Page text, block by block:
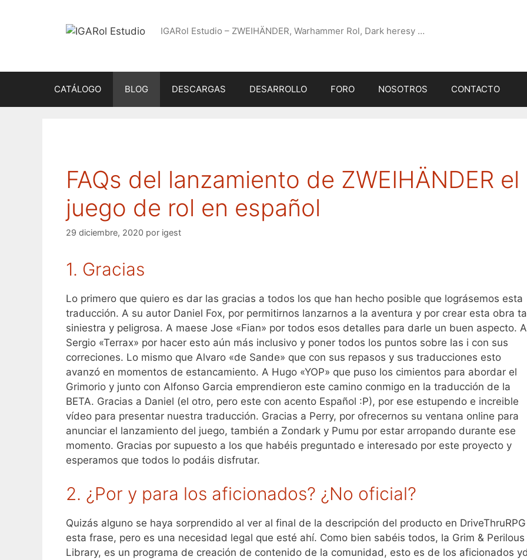
IGARol Estudio – ZWEIHÄNDER, Warhammer Rol, Dark heresy …
CATÁLOGO BLOG DESCARGAS DESARROLLO FORO NOSOTROS CONTACTO
FAQs del lanzamiento de ZWEIHÄNDER el
juego de rol en español
29 diciembre, 2020 por igest
1. Gracias
Lo primero que quiero es dar las gracias a todos los que han hecho posible que lográsemos esta
traducción. A su autor Daniel Fox, por permitirnos lanzarnos a la aventura y por crear esta obra
siniestra y peligrosa. A maese Jose «Fian» por todos esos detalles para darle un buen aspecto. A
Sergio «Terrax» por hacer esto aún más inclusivo y poner todos los puntos sobre las i con sus
correciones. Lo mismo que Alvaro «de Sande» que con sus repasos y sus traducciones esto
avanzó en momentos de estancamiento. A Hugo «YOP» que puso los cimientos para abordar el
Grimorio y junto con Alfonso Garcia emprendieron este camino conmigo en la traducción de la
BETA. Gracias a Daniel (el otro, pero este con acento Español :P), por ese estupendo e increible
vídeo para presentar nuestra traducción. Gracias a Perry, por ofrecernos su ventana online para
anunciar el lanzamiento del juego, también a Zondark y Pumu por estar arropando durante ese
momento. Gracias por supuesto a los que habéis preguntado e interesado por este proyecto y
esperamos que todos lo podáis disfrutar.
2. ¿Por y para los aficionados? ¿No oficial?
Quizás alguno se haya sorprendido al ver al final de la descripción del producto en DriveThruRPG
esta frase, pero es una necesidad legal que esté ahí. Como bien sabéis todos, la Grim & Perilous
Library, es un programa de creación de contenido de la comunidad, esto es de los aficionados